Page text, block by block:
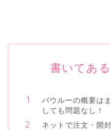
書いてあ
バウルーの概要は
しても問題なし！
ネットで注文・開